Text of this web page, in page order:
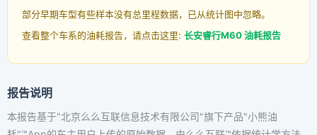
部分早期车型有些样本没有总里程数据，已从统计图中忽略。
查看整个车系的油耗报告，请点击这里: 长安睿行M60 油耗报告
报告说明
本报告基于"北京么么互联信息技术有限公司"旗下产品"小熊油